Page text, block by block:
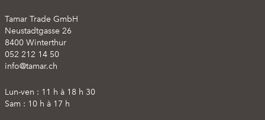
Tamar Trade GmbH
Neustadtgasse 26
8400 Winterthur
052 212 14 50
info@tamar.ch
Lun-ven : 11 h à 18 h 30
Sam : 10 h à 17 h